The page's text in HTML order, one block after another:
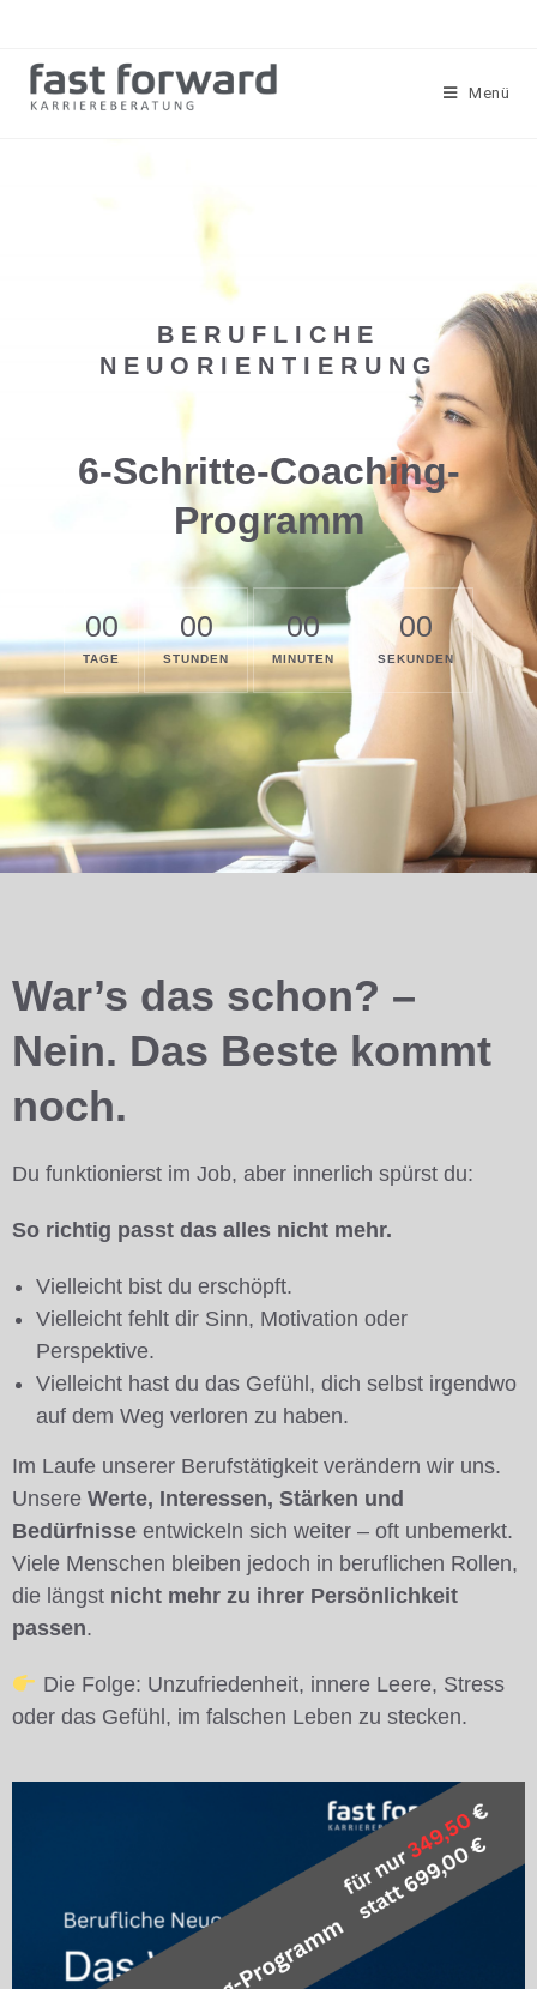
Menü
BERUFLICHE
NEUORIENTIERUNG
6-Schritte-Coaching-
Programm
00
TAGE
00
STUNDEN
00
MINUTEN
00
SEKUNDEN
War’s das schon? –
Nein. Das Beste kommt
noch.
Du funktionierst im Job, aber innerlich spürst du:
So richtig passt das alles nicht mehr.
Vielleicht bist du erschöpft.
Vielleicht fehlt dir Sinn, Motivation oder
Perspektive.
Vielleicht hast du das Gefühl, dich selbst irgendwo
auf dem Weg verloren zu haben.
Im Laufe unserer Berufstätigkeit verändern wir uns.
Unsere Werte, Interessen, Stärken und
Bedürfnisse entwickeln sich weiter – oft unbemerkt.
Viele Menschen bleiben jedoch in beruflichen Rollen,
die längst nicht mehr zu ihrer Persönlichkeit
passen.
Die Folge: Unzufriedenheit, innere Leere, Stress
oder das Gefühl, im falschen Leben zu stecken.